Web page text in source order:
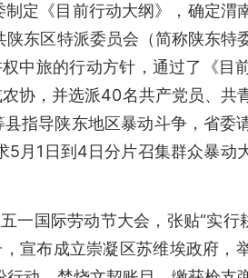
定《目前行动大纲》，确定渭
东区特派委员会（简称陕东特
中旅的行动方针，通过了《目
协，并选派40名共产党员、共
指导陕东地区暴动斗争，省委
月1日到4日分片召集群众暴动
一国际劳动节大会，张贴“实行
宣布成立崇凝区苏维埃政府，